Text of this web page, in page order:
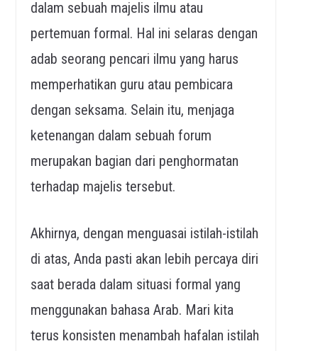
dalam sebuah majelis ilmu atau
pertemuan formal. Hal ini selaras dengan
adab seorang pencari ilmu yang harus
memperhatikan guru atau pembicara
dengan seksama. Selain itu, menjaga
ketenangan dalam sebuah forum
merupakan bagian dari penghormatan
terhadap majelis tersebut.
Akhirnya, dengan menguasai istilah-istilah
di atas, Anda pasti akan lebih percaya diri
saat berada dalam situasi formal yang
menggunakan bahasa Arab. Mari kita
terus konsisten menambah hafalan istilah